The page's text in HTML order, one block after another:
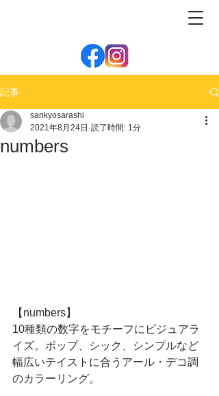
記事
numbers
sankyosarashi
2021年8月24日 読了時間: 1分
【numbers】
10種類の数字をモチーフにビジュアラ
イズ。ポップ、シック、シンプルなど
幅広いテイストに合うアール・デコ調
のカラーリング。